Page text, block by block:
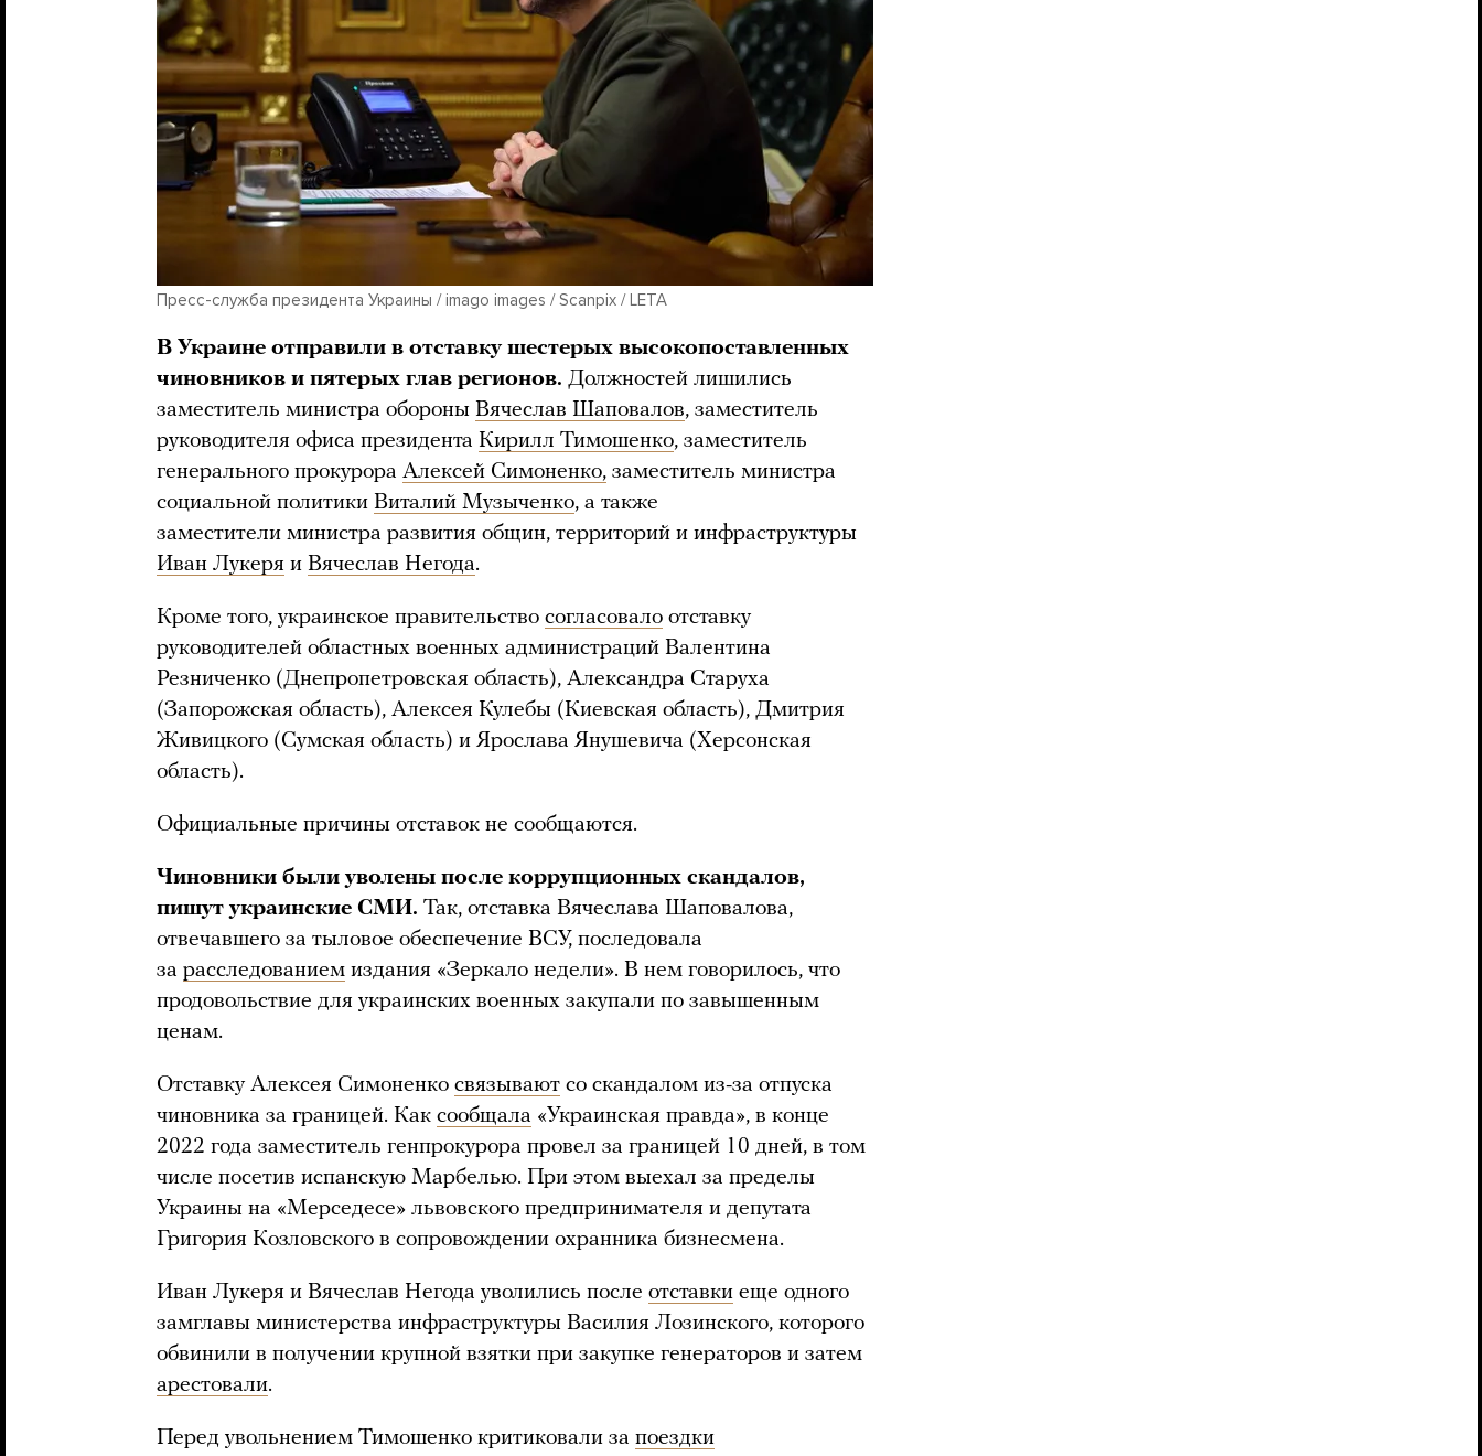
Пресс-служба президента Украины / imago images / Scanpix / LETA
В Украине отправили в отставку шестерых высокопоставленных
чиновников и пятерых глав регионов. Должностей лишились
заместитель министра обороны Вячеслав Шаповалов, заместитель
руководителя офиса президента Кирилл Тимошенко, заместитель
генерального прокурора Алексей Симоненко, заместитель министра
социальной политики Виталий Музыченко, а также
заместители министра развития общин, территорий и инфраструктуры
Иван Лукеря и Вячеслав Негода.
Кроме того, украинское правительство согласовало отставку
руководителей областных военных администраций Валентина
Резниченко (Днепропетровская область), Александра Старуха
(Запорожская область), Алексея Кулебы (Киевская область), Дмитрия
Живицкого (Сумская область) и Ярослава Янушевича (Херсонская
область).
Официальные причины отставок не сообщаются.
Чиновники были уволены после коррупционных скандалов,
пишут украинские СМИ. Так, отставка Вячеслава Шаповалова,
отвечавшего за тыловое обеспечение ВСУ, последовала
за расследованием издания «Зеркало недели». В нем говорилось, что
продовольствие для украинских военных закупали по завышенным
ценам.
Отставку Алексея Симоненко связывают со скандалом из-за отпуска
чиновника за границей. Как сообщала «Украинская правда», в конце
2022 года заместитель генпрокурора провел за границей 10 дней, в том
числе посетив испанскую Марбелью. При этом выехал за пределы
Украины на «Мерседесе» львовского предпринимателя и депутата
Григория Козловского в сопровождении охранника бизнесмена.
Иван Лукеря и Вячеслав Негода уволились после отставки еще одного
замглавы министерства инфраструктуры Василия Лозинского, которого
обвинили в получении крупной взятки при закупке генераторов и затем
арестовали.
Перед увольнением Тимошенко критиковали за поездки